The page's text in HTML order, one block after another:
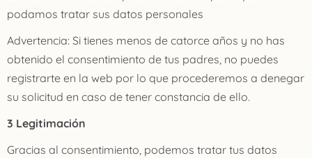
podamos tratar sus datos personales
Advertencia: Si tienes menos de catorce años y no has
obtenido el consentimiento de tus padres, no puedes
registrarte en la web por lo que procederemos a denegar
su solicitud en caso de tener constancia de ello.
3 Legitimación
Gracias al consentimiento, podemos tratar tus datos